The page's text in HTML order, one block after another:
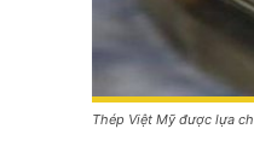
Thép Việt Mỹ được lựa